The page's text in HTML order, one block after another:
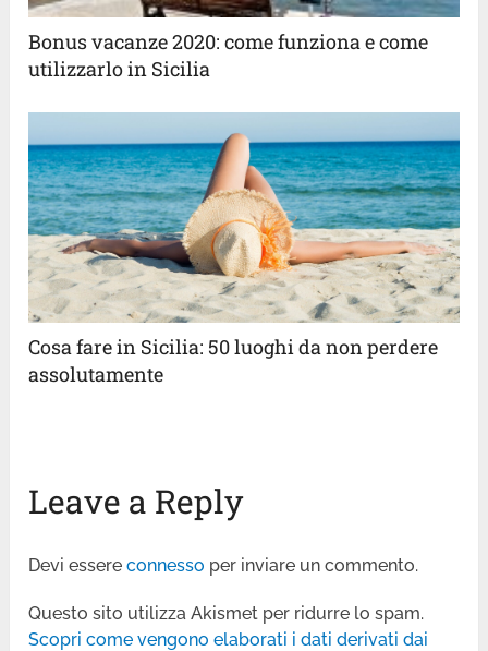
Bonus vacanze 2020: come funziona e come
utilizzarlo in Sicilia
Cosa fare in Sicilia: 50 luoghi da non perdere
assolutamente
Leave a Reply
Devi essereconnesso per inviare un commento.
Questo sito utilizza Akismet per ridurre lo spam.
Scopri come vengono elaborati i dati derivati dai